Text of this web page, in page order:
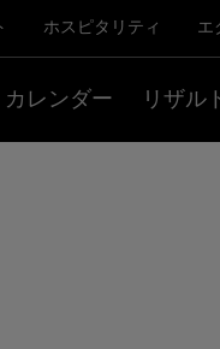
ホスピタリティ エ
カレンダー リザル